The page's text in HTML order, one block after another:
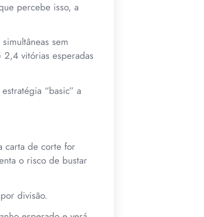
percebe isso, a
sem
vitórias esperadas
“basic” a
carta de corte for
o risco de bustar
divisão.